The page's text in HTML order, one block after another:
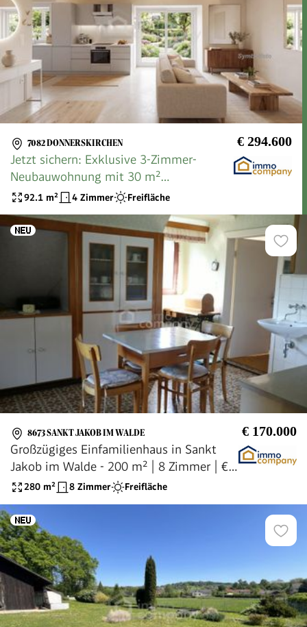
7082 DONNERSKIRCHEN € 294.600
Jetzt sichern: Exklusive 3-Zimmer-
Neubauwohnung mit 30 m²
Sonnenterrasse & 2 Carports
92.1 m² 4 Zimmer Freifläche
8673 SANKT JAKOB IM WALDE € 170.000
Großzügiges Einfamilienhaus in Sankt
Jakob im Walde - 200 m² | 8 Zimmer | €
170.000.--
280 m² 8 Zimmer Freifläche